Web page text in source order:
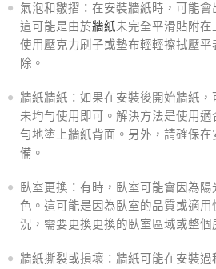
氣泡和皺摺：在安裝牆紙時，可能會
這可能是由於牆紙未完全平滑貼附
使用壓克力刷子或墊布輕輕擦拭壓
除。
牆紙牆紙：如果在安裝後開始牆紙
未均勻使用即可。解決方法是使用
勻地塗上牆紙背面。另外，請確保
備。
臥室更換：有時，臥室可能會因為
色。這可能是因為臥室的品質或適
況，需要更換更換的臥室區域或整個
牆紙撕裂或損壞：牆紙可能在安裝